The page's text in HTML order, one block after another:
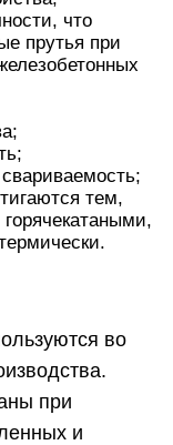
что
прутья при
тем,
во
при
и